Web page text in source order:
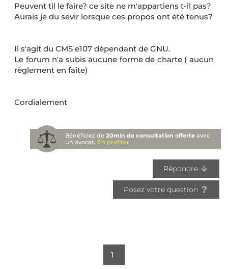
Peuvent til le faire? ce site ne m'appartiens t-il pas?
Aurais je du sevir lorsque ces propos ont été tenus?
Il s'agit du CMS e107 dépendant de GNU.
Le forum n'a subis aucune forme de charte ( aucun
règlement en faite)
Cordialement
Bénéficiez de20min de consultation offerte avec
un avocat. En profiter
Répondre
Posez votre question
1